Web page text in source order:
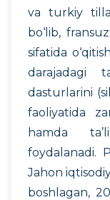
va turkiy
bo‘lib,
sifatida
darajadagi
dasturlarini
faoliyatida
hamda
foydalanadi.
Jahon
boshlagan,